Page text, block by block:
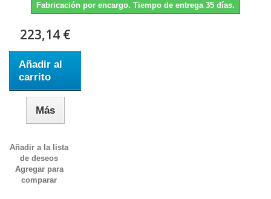
Fabricación por encargo. Tiempo de entrega 35 días.
223,14 €
Añadir al
carrito
Más
Añadir a la lista
de deseos
Agregar para
comparar